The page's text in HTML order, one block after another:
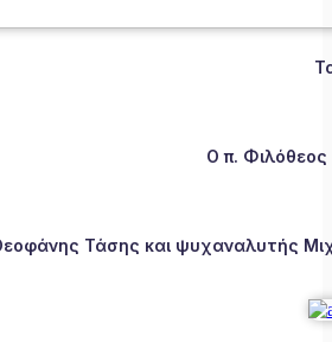
Ο π.
Τάσης και ψυχαναλυτής